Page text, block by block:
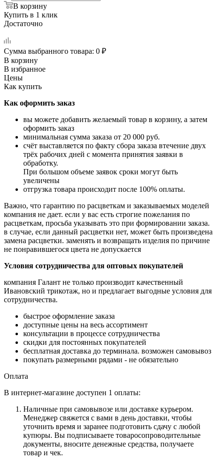
В корзину
Купить в 1 клик
Достаточно
Сумма выбранного товара: 0 ₽
В корзину
В избранное
Цены
Как купить
Как оформить заказ
вы можете добавить желаемый товар в корзину, а затем
оформить заказ
минимальная сумма заказа от 20 000 руб.
счёт выставляется по факту сбора заказа втечение двух
трёх рабочих дней с момента принятия заявки в
обработку.
При большом объеме заявок сроки могут быть
увеличены
отгрузка товара происходит после 100% оплаты.
Важно, что гарантию по расцветкам и заказываемых моделей
компания не дает. если у вас есть строгие пожелания по
расцветкам, просьба указывать это при формировании заказа.
в случае, если данный расцветки нет, может быть произведена
замена расцветки. заменять и возвращать изделия по причине
не понравившегося цвета не допускается
Условия сотрудничества для оптовых покупателей
компания Галант не только производит качественный
Ивановский трикотаж, но и предлагает выгодные условия для
сотрудничества.
быстрое оформление заказа
доступные цены на весь ассортимент
консультации в процессе сотрудничества
скидки для постоянных покупателей
бесплатная доставка до терминала. возможен самовывоз
покупать размерными рядами - не обязательно
Оплата
В интернет-магазине доступен 1 оплаты:
Наличные при самовывозе или доставке курьером.
Менеджер свяжется с вами в день доставки, чтобы
уточнить время и заранее подготовить сдачу с любой
купюры. Вы подписываете товаросопроводительные
документы, вносите денежные средства, получаете
товар и чек.